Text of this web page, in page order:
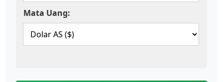
Mata Uang: